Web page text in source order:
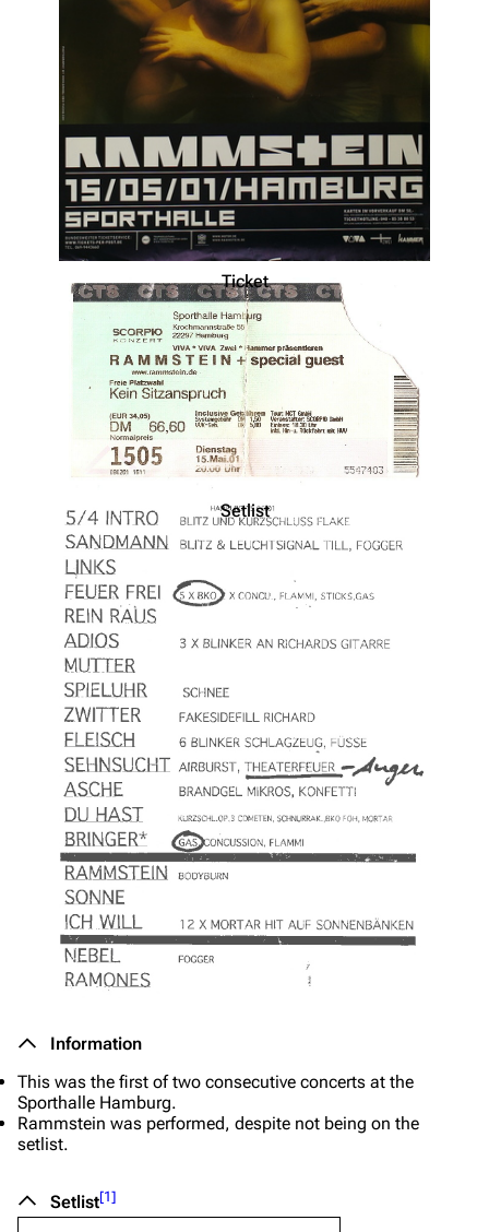
Ticket
Setlist
Information
This was the first of two consecutive concerts at the
Sporthalle Hamburg.
Rammstein was performed, despite not being on the
setlist.
Setlist[1]